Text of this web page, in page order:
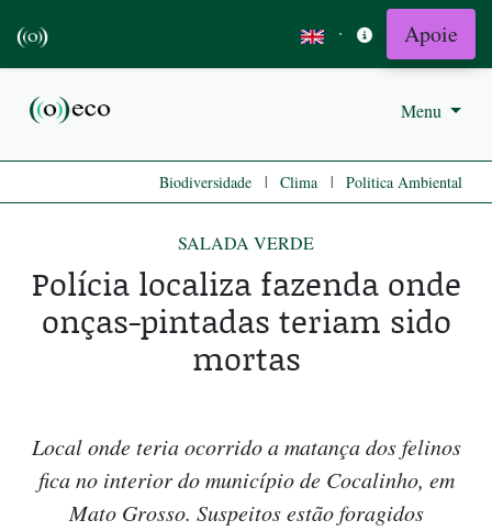
· Apoie
Menu
Biodiversidade | Clima | Politica Ambiental
SALADA VERDE
Polícia localiza fazenda onde
onças-pintadas teriam sido
mortas
Local onde teria ocorrido a matança dos felinos
fica no interior do município de Cocalinho, em
Mato Grosso. Suspeitos estão foragidos